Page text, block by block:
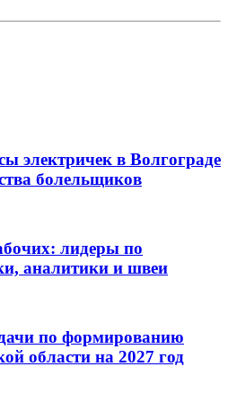
электричек в Волгограде
болельщиков
лидеры по
аналитики и швеи
по формированию
области на 2027 год